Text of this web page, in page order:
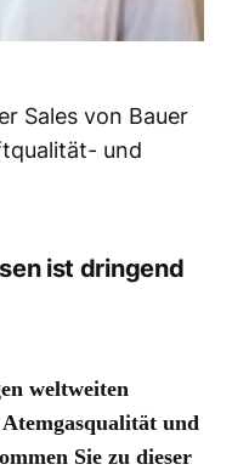
Sales von Bauer
und
ist dringend
weltweiten
und
Sie zu dieser